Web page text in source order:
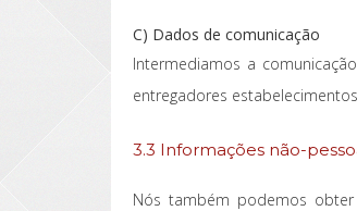
C) Dados de comunicação
Intermediamos a
entregadores
3.3 Informações não-
Nós também podemos